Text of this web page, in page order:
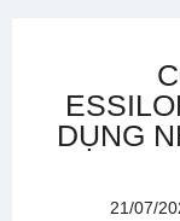
DỤNG
21/07/